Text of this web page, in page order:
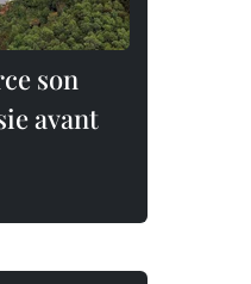
son
avant